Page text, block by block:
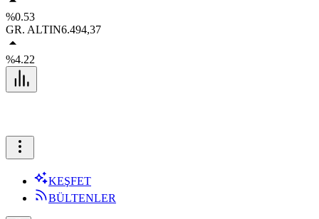
%0.53
GR. ALTIN6.494,37
%4.22
KEŞFET
BÜLTENLER